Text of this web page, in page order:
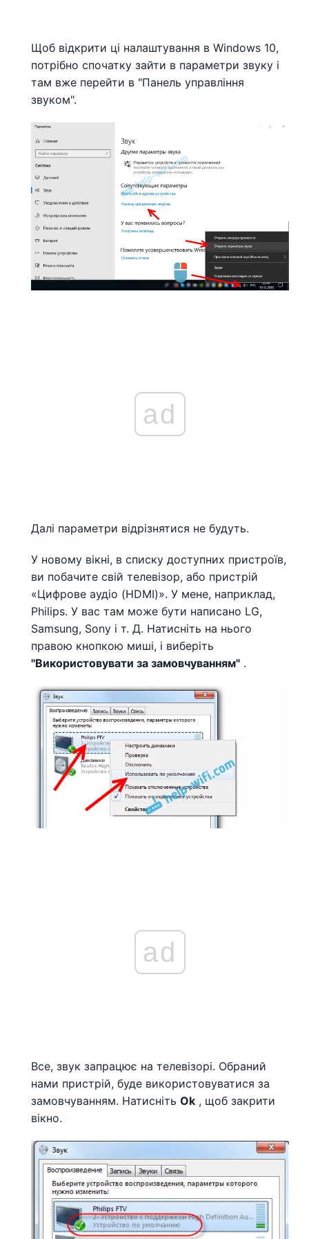
Щоб відкрити ці налаштування в Windows 10,
потрібно спочатку зайти в параметри звуку і
там вже перейти в "Панель управління
звуком".
ad
Далі параметри відрізнятися не будуть.
У новому вікні, в списку доступних пристроїв,
ви побачите свій телевізор, або пристрій
«Цифрове аудіо (HDMI)». У мене, наприклад,
Philips. У вас там може бути написано LG,
Samsung, Sony і т. Д. Натисніть на нього
правою кнопкою миші, і виберіть
"Використовувати за замовчуванням" .
ad
Все, звук запрацює на телевізорі. Обраний
нами пристрій, буде використовуватися за
замовчуванням. Натисніть Ok , щоб закрити
вікно.